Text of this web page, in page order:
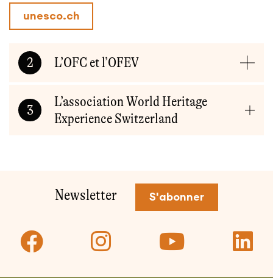
unesco.ch
2 L’OFC et l’OFEV
3
L’association World Heritage
Experience Switzerland
Newsletter S'abonner